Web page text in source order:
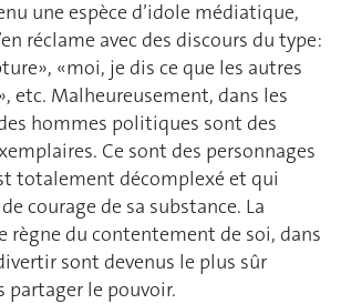
une espèce d’idole médiatique,
réclame avec des discours du type:
«moi, je dis ce que les autres
etc. Malheureusement, dans les
hommes politiques sont des
Ce sont des personnages
totalement décomplexé et qui
courage de sa substance. La
règne du contentement de soi, dans
sont devenus le plus sûr
partager le pouvoir.